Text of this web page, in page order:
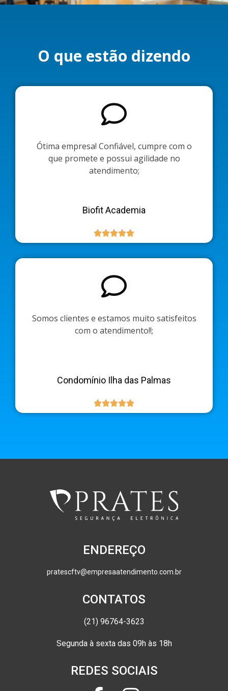
O que estão dizendo
Ótima empresa! Confiável, cumpre com o
que promete e possui agilidade no
atendimento;
Biofit Academia

Somos clientes e estamos muito satisfeitos
com o atendimento!!;
Condomínio Ilha das Palmas

ENDEREÇO
pratescftv@empresaatendimento.com.br
CONTATOS
(21) 96764-3623
Segunda à sexta das 09h às 18h
REDES SOCIAIS